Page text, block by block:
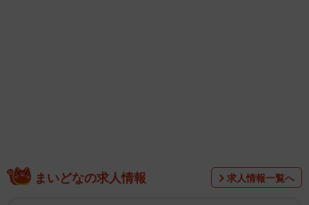
まいどなの求人情報 求人情報一覧へ